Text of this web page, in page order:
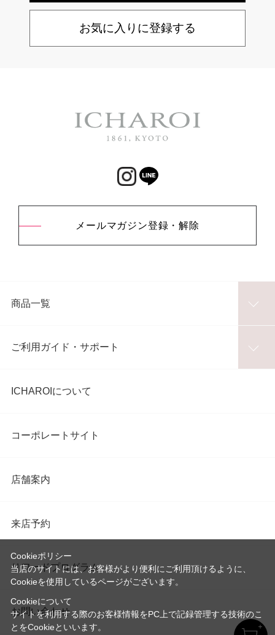
お気に入りに登録する
メールマガジン登録・解除
商品一覧
ご利用ガイド・サポート
ICHAROIについて
コーポレートサイト
店舗案内
来店予約
リワードプログラム
お問い合わせ
Cookieポリシー
当店のサイトには、お客様がより便利にご利用頂けるように、
Cookieを使用しているページがございます。
Cookieについて
サイトを利用する際のお客様情報をPC上で記録管理する技術のこ
とをCookieといいます。